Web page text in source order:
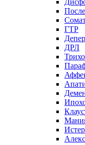
ГТР
ДРЛ